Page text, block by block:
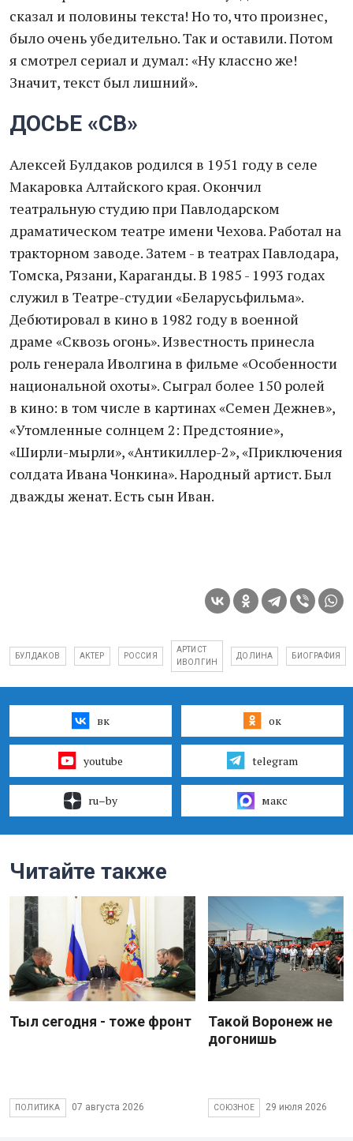
сказал и половины текста! Но то, что произнес,
было очень убедительно. Так и оставили. Потом
я смотрел сериал и думал: «Ну классно же!
Значит, текст был лишний».
ДОСЬЕ «СВ»
Алексей Булдаков родился в 1951 году в селе
Макаровка Алтайского края. Окончил
театральную студию при Павлодарском
драматическом театре имени Чехова. Работал на
тракторном заводе. Затем - в театрах Павлодара,
Томска, Рязани, Караганды. В 1985 - 1993 годах
служил в Театре-студии «Беларусьфильма».
Дебютировал в кино в 1982 году в военной
драме «Сквозь огонь». Известность принесла
роль генерала Иволгина в фильме «Особенности
национальной охоты». Сыграл более 150 ролей
в кино: в том числе в картинах «Семен Дежнев»,
«Утомленные солнцем 2: Предстояние»,
«Ширли-мырли», «Антикиллер-2», «Приключения
солдата Ивана Чонкина». Народный артист. Был
дважды женат. Есть сын Иван.
БУЛДАКОВ АКТЕР РОССИЯ
АРТИСТ
ИВОЛГИН
ДОЛИНА БИОГРАФИЯ
вк ок
youtube telegram
ru–by макс
Читайте также
Тыл сегодня - тоже фронт
ПОЛИТИКА 07 августа 2026
Такой Воронеж не
догонишь
СОЮЗНОЕ 29 июля 2026